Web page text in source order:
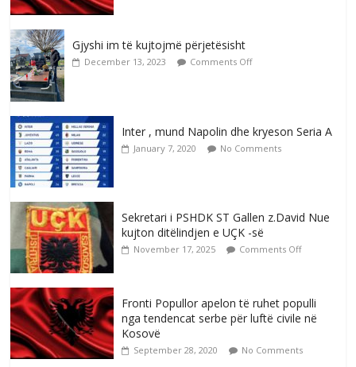
Gjyshi im të kujtojmë përjetësisht
December 13, 2023 Comments Off
Inter , mund Napolin dhe kryeson Seria A
January 7, 2020 No Comments
Sekretari i PSHDK ST Gallen z.David Nue
kujton ditëlindjen e UÇK -së
November 17, 2025 Comments Off
Fronti Popullor apelon të ruhet populli
nga tendencat serbe për luftë civile në
Kosovë
September 28, 2020 No Comments